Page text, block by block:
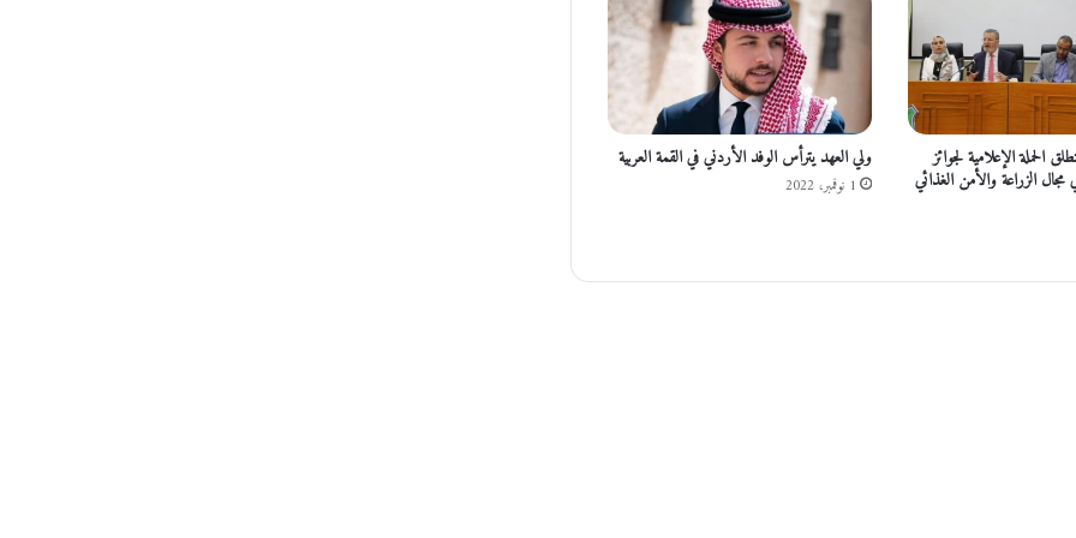
و
ن
د
ي
الحملة الإعلامية لجوائز
الزراعة والأمن الغذائي
ولي العهد يترأس الوفد الأردني في القمة العربية
1 نوفمبر، 2022